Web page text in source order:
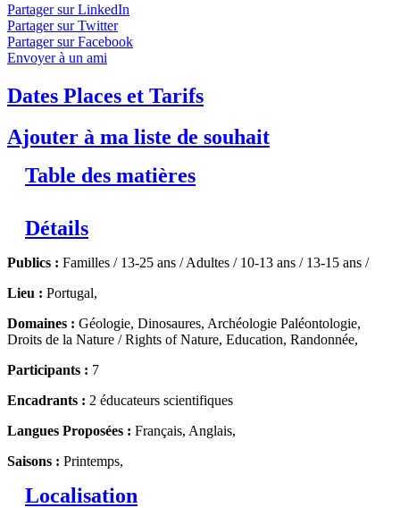
exceptionnelle ! Venez explorer, apprendre et vous émerveiller
au cœur des paysages du Portugal.
plus bas ↓ Niveaux 1 à 4
Partager sur LinkedIn
Partager sur Twitter
Partager sur Facebook
Envoyer à un ami
Dates Places et Tarifs
Ajouter à ma liste de souhait
Table des matières
Détails
Publics : Familles / 13-25 ans / Adultes / 10-13 ans / 13-15 ans /
Lieu : Portugal,
Domaines : Géologie, Dinosaures, Archéologie Paléontologie,
Droits de la Nature / Rights of Nature, Education, Randonnée,
Participants : 7
Encadrants : 2 éducateurs scientifiques
Langues Proposées : Français, Anglais,
Saisons : Printemps,
Localisation